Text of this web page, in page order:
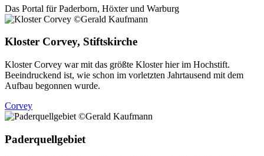
Das Portal fürPaderborn, Höxterund Warburg
Kloster Corvey, Stiftskirche
Kloster Corvey war mit das größte Kloster hier im Hochstift.
Beeindruckend ist, wie schon im vorletzten Jahrtausend mit dem
Aufbau begonnen wurde.
Corvey
Paderquellgebiet